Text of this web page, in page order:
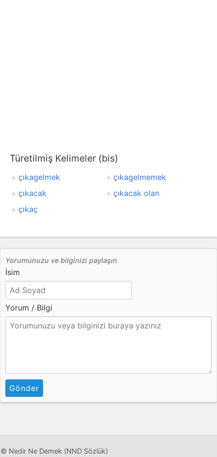
Türetilmiş Kelimeler (bis)
çıkagelmek
çıkagelmemek
çıkacak
çıkacak olan
çıkaç
Yorumunuzu ve bilginizi paylaşın
İsim
Yorum / Bilgi
Gönder
© Nedir Ne Demek (NND Sözlük)